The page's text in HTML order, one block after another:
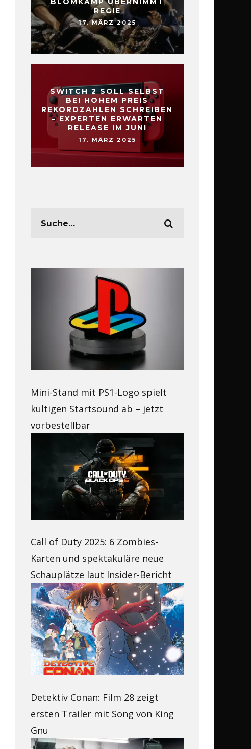
REGIE
17. MÄRZ 2025
SWITCH 2 SOLL SELBST
BEI HOHEM PREIS
REKORDZAHLEN SCHREIBEN
– EXPERTEN ERWARTEN
RELEASE IM JUNI
17. MÄRZ 2025
Mini-Stand mit PS1-Logo spielt
kultigen Startsound ab – jetzt
vorbestellbar
Call of Duty 2025: 6 Zombies-
Karten und spektakuläre neue
Schauplätze laut Insider-Bericht
Detektiv Conan: Film 28 zeigt
ersten Trailer mit Song von King
Gnu